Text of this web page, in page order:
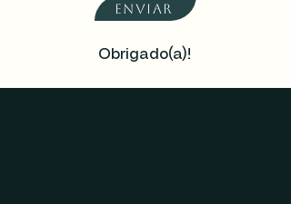
Enviar
Obrigado(a)!